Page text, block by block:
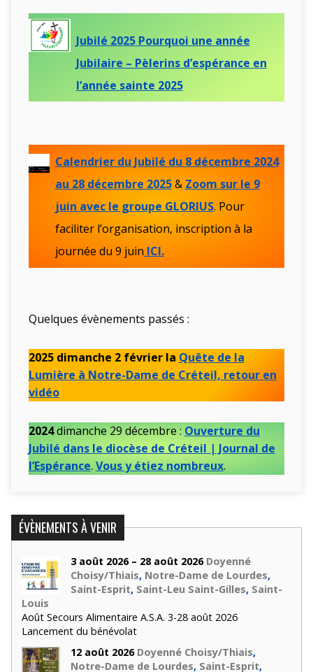
Jubilé 2025 Pourquoi une année
Jubilaire – Pèlerins d’espérance en
l’année sainte 2025
Calendrier du Jubilé du 8 décembre 2024
au 28 décembre 2025& Zoom sur le 9
juin avec le groupe GLORIUS. Pour
faciliter l’organisation, inscription à la
journée du 9 juin ICI.
Quelques évènements passés :
2025 dimanche 2 février la Quête de la
Lumière à Notre-Dame de Créteil, retour en
vidéo
2024dimanche 29 décembre : Ouverture du
Jubilé dans le diocèse de Créteil | Journal de
l’Espérance. Vous y étiez nombreux.
ÉVÈNEMENTS À VENIR
3 août 2026 – 28 août 2026 Doyenné
Choisy/Thiais, Notre-Dame de Lourdes,
Saint-Esprit, Saint-Leu Saint-Gilles, Saint-
Louis
Août Secours Alimentaire A.S.A. 3-28 août 2026
Lancement du bénévolat
12 août 2026 Doyenné Choisy/Thiais,
Notre-Dame de Lourdes, Saint-Esprit,